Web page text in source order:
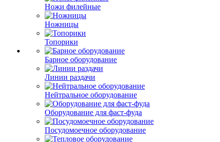
Ножи филейные
Ножницы
Топорики
Барное оборудование
Линии раздачи
Нейтральное оборудование
Оборудование для фаст-фуда
Посудомоечное оборудование